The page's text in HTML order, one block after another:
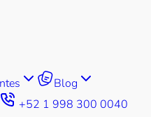
Blog
+52 1 998 300 0040